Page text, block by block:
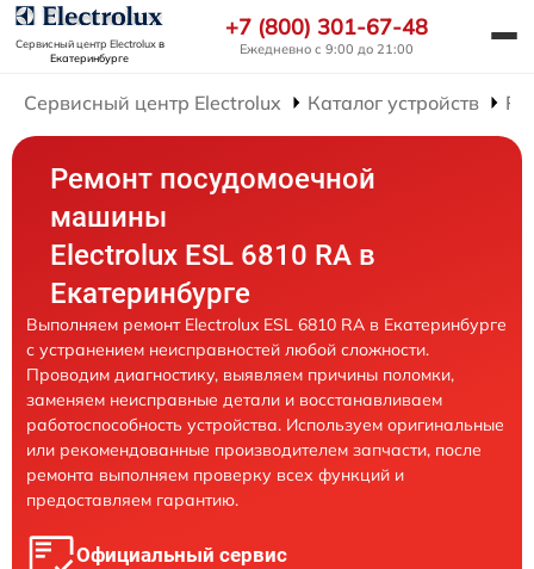
Сервисный центр Electroluxв
Екатеринбурге
+7 (800) 301-67-48
Ежедневно с 9:00 до 21:00
Сервисный центр Electrolux Каталог устройств
Ремонт посудомоечной
машины
Electrolux ESL 6810 RA в
Екатеринбурге
Выполняем ремонт Electrolux ESL 6810 RA в Екатеринбурге
с устранением неисправностей любой сложности.
Проводим диагностику, выявляем причины поломки,
заменяем неисправные детали и восстанавливаем
работоспособность устройства. Используем оригинальные
или рекомендованные производителем запчасти, после
ремонта выполняем проверку всех функций и
предоставляем гарантию.
Официальный сервис